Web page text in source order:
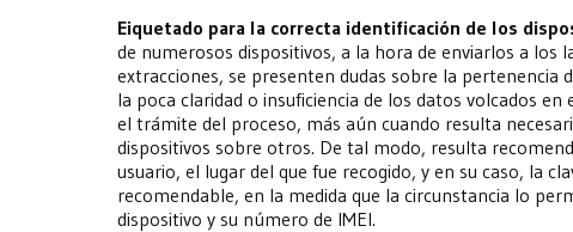
Eiquetado para la correcta identificación de los
de numerosos dispositivos, a la hora de enviarlos a los
extracciones, se presenten dudas sobre la pertenencia
la poca claridad o insuficiencia de los datos volcados
el trámite del proceso, más aún cuando resulta
dispositivos sobre otros. De tal modo, resulta
usuario, el lugar del que fue recogido, y en su caso, la
recomendable, en la medida que la circunstancia lo
dispositivo y su número de IMEI.